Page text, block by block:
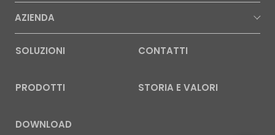
AZIENDA
SOLUZIONI CONTATTI
PRODOTTI STORIA E VALORI
DOWNLOAD